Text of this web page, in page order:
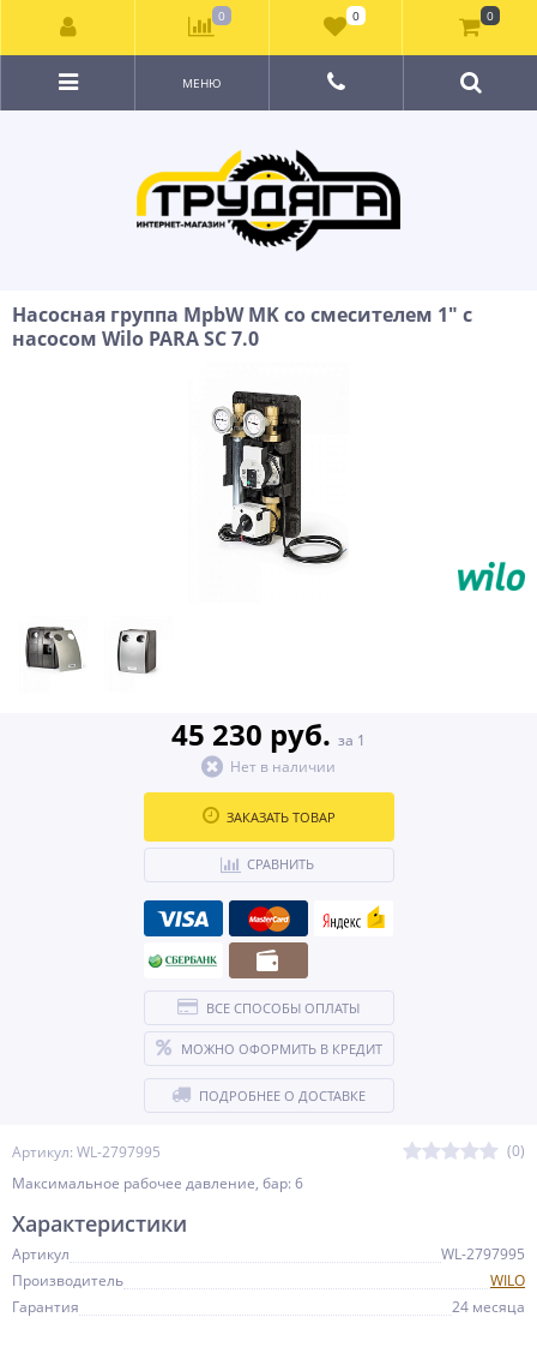
МЕНЮ
Насосная группа MpbW MK со смесителем 1" с
насосом Wilo PARA SC 7.0
Артикул: WL-2797995
(0)
Максимальное рабочее давление, бар: 6
45 230 руб. за 1
Нет в наличии
ЗАКАЗАТЬ ТОВАР
СРАВНИТЬ
ВСЕ СПОСОБЫ ОПЛАТЫ
МОЖНО ОФОРМИТЬ В КРЕДИТ
ПОДРОБНЕЕ О ДОСТАВКЕ
Характеристики
Артикул
WL-2797995
Производитель
WILO
Гарантия
24 месяца
0 0 0